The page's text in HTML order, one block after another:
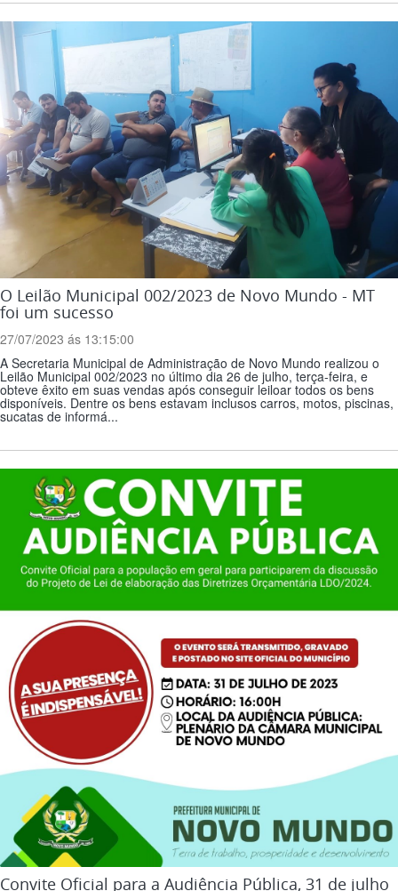
O Leilão Municipal 002/2023 de Novo Mundo - MT
foi um sucesso
27/07/2023 ás 13:15:00
A Secretaria Municipal de Administração de Novo Mundo realizou o
Leilão Municipal 002/2023 no último dia 26 de julho, terça-feira, e
obteve êxito em suas vendas após conseguir leiloar todos os bens
disponíveis. Dentre os bens estavam inclusos carros, motos, piscinas,
sucatas de informá...
Convite Oficial para a Audiência Pública, 31 de julho